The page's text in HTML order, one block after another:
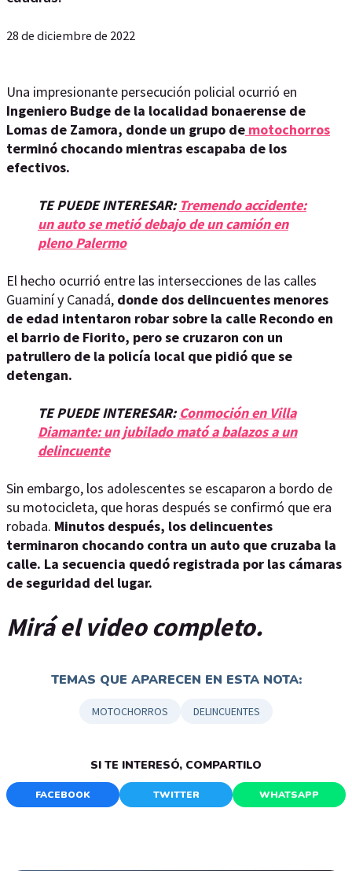
28 de diciembre de 2022
Una impresionante persecución policial ocurrió en
Ingeniero Budge de la localidad bonaerense de
Lomas de Zamora, donde un grupo de motochorros
terminó chocando mientras escapaba de los
efectivos.
TE PUEDE INTERESAR: Tremendo accidente:
un auto se metió debajo de un camión en
pleno Palermo
El hecho ocurrió entre las intersecciones de las calles
Guaminí y Canadá, donde dos delincuentes menores
de edad intentaron robar sobre la calle Recondo en
el barrio de Fiorito, pero se cruzaron con un
patrullero de la policía local que pidió que se
detengan.
TE PUEDE INTERESAR:Conmoción en Villa
Diamante: un jubilado mató a balazos a un
delincuente
Sin embargo, los adolescentes se escaparon a bordo de
su motocicleta, que horas después se confirmó que era
robada. Minutos después, los delincuentes
terminaron chocando contra un auto que cruzaba la
calle. La secuencia quedó registrada por las cámaras
de seguridad del lugar.
Mirá el video completo.
TEMAS QUE APARECEN EN ESTA NOTA:
MOTOCHORROS DELINCUENTES
SI TE INTERESÓ, COMPARTILO
FACEBOOK TWITTER WHATSAPP